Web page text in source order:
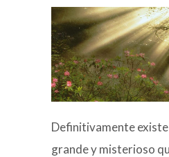
Definitivamente existe
grande y misterioso